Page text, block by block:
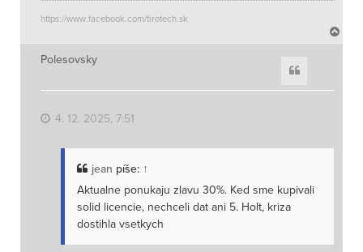
https://www.facebook.com/tirotech.sk
a
Polesovsky
4. 12. 2025, 7:51
jean píše: ↑
Aktualne ponukaju zlavu 30%. Ked sme kupivali
solid licencie, nechceli dat ani 5. Holt, kriza
dostihla vsetkych